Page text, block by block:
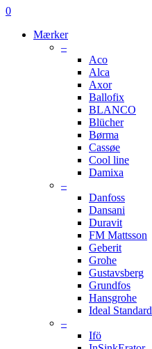
søge
0
Mærker
–
Aco
Alca
Axor
Ballofix
BLANCO
Blücher
Børma
Cassøe
Cool line
Damixa
–
Danfoss
Dansani
Duravit
FM Mattsson
Geberit
Grohe
Gustavsberg
Grundfos
Hansgrohe
Ideal Standard
–
Ifö